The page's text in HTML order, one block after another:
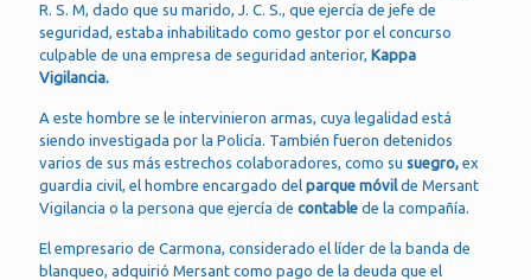
R. S. M, dado que su marido, J. C. S., que ejercía de jefe de
seguridad, estaba inhabilitado como gestor por el concurso
culpable de una empresa de seguridad anterior, Kappa
Vigilancia.
A este hombre se le intervinieron armas, cuya legalidad está
siendo investigada por la Policía. También fueron detenidos
varios de sus más estrechos colaboradores, como su suegro, ex
guardia civil, el hombre encargado del parque móvilde Mersant
Vigilancia o la persona que ejercía de contable de la compañía.
El empresario de Carmona, considerado el líder de la banda de
blanqueo, adquirió Mersant como pago de la deuda que el